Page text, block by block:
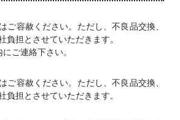
ご容赦ください。ただし、不良品交換、
負担とさせていただきます。
ご連絡下さい。
ご容赦ください。ただし、不良品交換、
負担とさせていただきます。